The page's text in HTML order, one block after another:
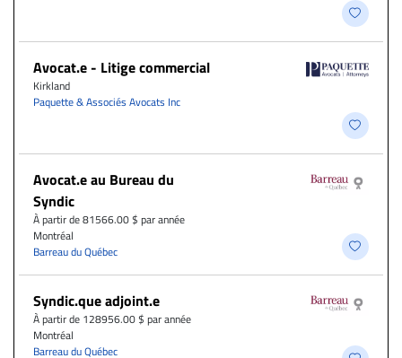
Avocat.e - Litige commercial
Kirkland
Paquette & Associés Avocats Inc
Avocat.e au Bureau du
Syndic
À partir de 81566.00 $ par année
Montréal
Barreau du Québec
Syndic.que adjoint.e
À partir de 128956.00 $ par année
Montréal
Barreau du Québec